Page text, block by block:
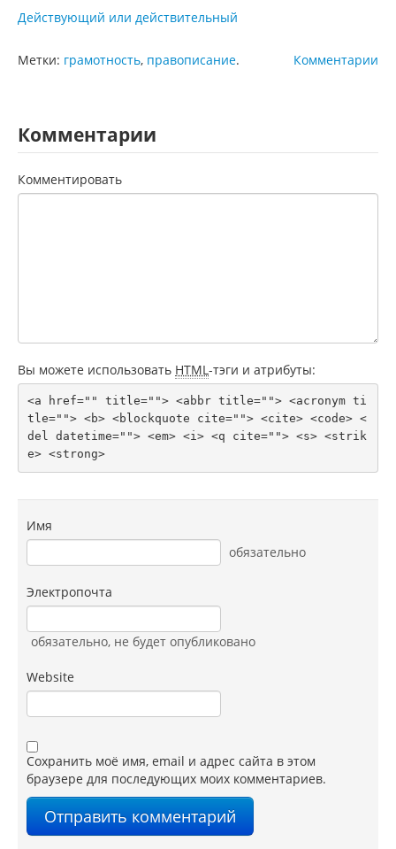
Действующий или действительный
Комментарии
Метки: грамотность, правописание.
Комментарии
Комментировать
Вы можете использовать HTML -тэги и атрибуты:
<a href="" title=""> <abbr title=""> <acronym ti
tle=""> <b> <blockquote cite=""> <cite> <code> <
del datetime=""> <em> <i> <q cite=""> <s> <strik
e> <strong>
Имя
обязательно
Электропочта
обязательно, не будет опубликовано
Website
Сохранить моё имя, email и адрес сайта в этом
браузере для последующих моих комментариев.